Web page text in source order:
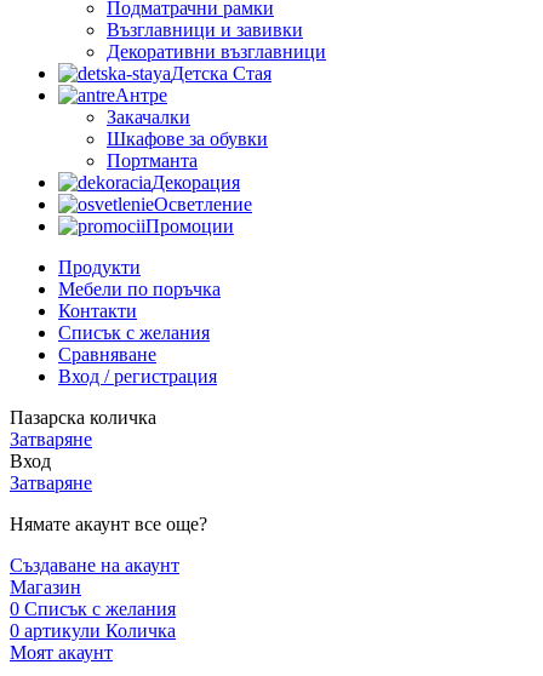
Подматрачни рамки
Възглавници и завивки
Декоративни възглавници
Детска Стая
Антре
Закачалки
Шкафове за обувки
Портманта
Декорация
Осветление
Промоции
Продукти
Мебели по поръчка
Контакти
Списък с желания
Сравняване
Вход / регистрация
Пазарска количка
Затваряне
Вход
Затваряне
Нямате акаунт все още?
Създаване на акаунт
Магазин
0 Списък с желания
0 артикули Количка
Моят акаунт